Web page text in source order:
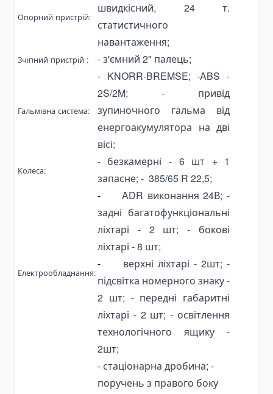
Шестеренчатые насосы
Аксиально-поршневые насосы
Насосы-дозаторы
Насосы для спецтехники
Ручные гидронасосы
Пластинчатые насосы
Запчасти для гидравлических насосов
Pompa Hidrolik Excavator
Pompa Hidrolik Loader
Коробки отбора мощности
Моноблочные гидрораспределители
Гидрораспределители для самосвалов
Гидравлические клапаны
Детали для гидрораспределителей
Опорний пристрій:
швидкісний, 24т.
статистичного
навантаження;
Зчіпний пристрій : -з'ємний 2" палець;
Гальмівна система:
- KNORR-BREMSE; -ABS-
2S/2M;
- привід
зупиночного гальма від
енергоакумулятора на дві
вісі;
Колеса:
- безкамерні - 6 шт + 1
запасне; - 385/65 R 22,5;
Електрообладнання:
- ADR виконання 24В; -
задні багатофункціональні
ліхтарі - 2 шт; - бокові
ліхтарі - 8 шт;
-
верхні ліхтарі - 2шт; -
підсвітка номерного знаку -
2 шт; - передні габаритні
ліхтарі - 2 шт; - освітлення
технологічного ящику -
2шт;
- стаціонарна дробина; -
поручень з правого боку